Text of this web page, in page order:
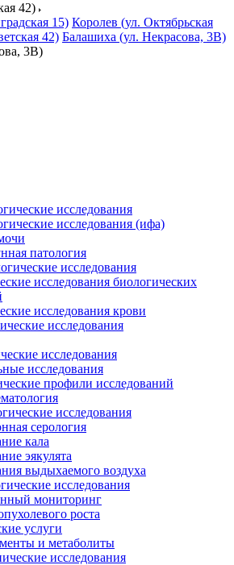
42)
15) Королев (ул. Октябрьская
42) Балашиха (ул. Некрасова, 3В)
3В)
исследования
исследования (ифа)
патология
исследования
исследования биологических
исследования крови
исследования
исследования
исследования
профили исследований
исследования
серология
кала
эякулята
выдыхаемого воздуха
исследования
мониторинг
роста
услуги
и метаболиты
исследования